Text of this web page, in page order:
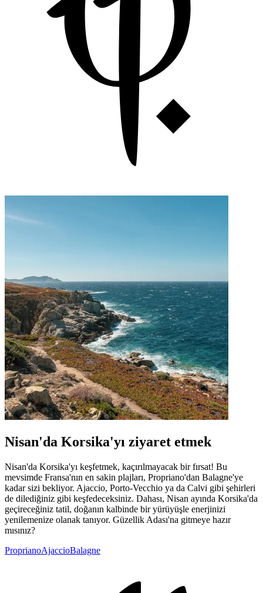
Nisan'da Korsika'yı ziyaret etmek
Nisan'da Korsika'yı keşfetmek, kaçırılmayacak bir fırsat! Bu
mevsimde Fransa'nın en sakin plajları, Propriano'dan Balagne'ye
kadar sizi bekliyor. Ajaccio, Porto-Vecchio ya da Calvi gibi şehirleri
de dilediğiniz gibi keşfedeceksiniz. Dahası, Nisan ayında Korsika'da
geçireceğiniz tatil, doğanın kalbinde bir yürüyüşle enerjinizi
yenilemenize olanak tanıyor. Güzellik Adası'na gitmeye hazır
mısınız?
ProprianoAjaccioBalagne